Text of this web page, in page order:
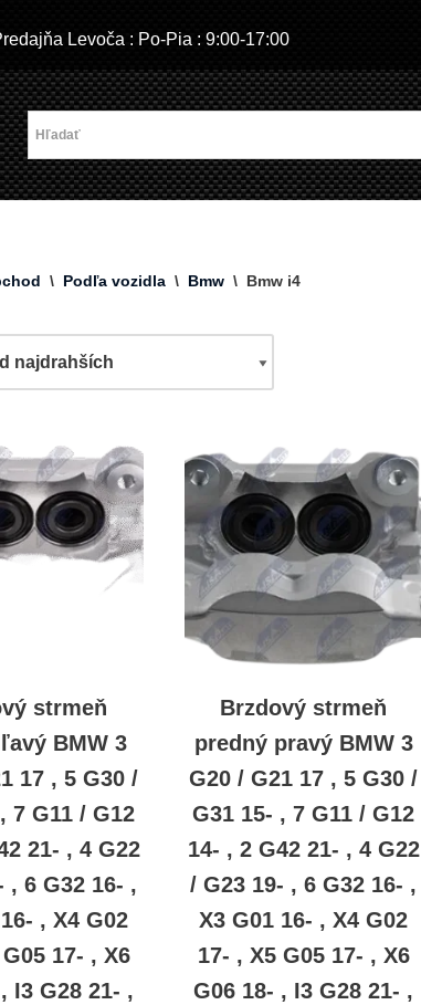
Levoča : Po-Pia : 9:00-17:00
\ Podľa vozidla \ Bmw \ Bmw i4
strmeň
BMW 3
17 , 5 G30 /
7 G11 / G12
21- , 4 G22
, 6 G32 16- ,
, X4 G02
17- , X6
I3 G28 21- ,
Brzdový strmeň
predný pravý BMW 3
G20 / G21 17 , 5 G30 /
G31 15- , 7 G11 / G12
14- , 2 G42 21- , 4 G22
/ G23 19- , 6 G32 16- ,
X3 G01 16- , X4 G02
17- , X5 G05 17- , X6
G06 18- , I3 G28 21- ,